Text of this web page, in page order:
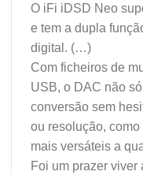
O iFi iDSD Neo
e tem a dupla
digital. (…)
Com ficheiros de
USB, o DAC não
conversão sem
ou resolução,
mais versáteis a
Foi um prazer